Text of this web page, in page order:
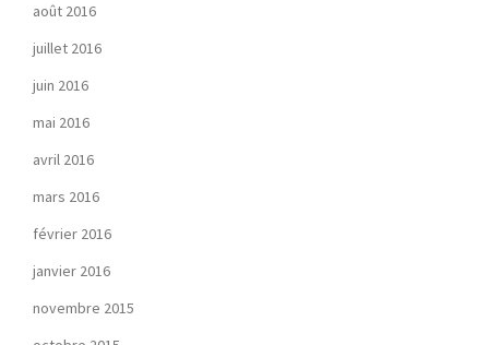
août 2016
juillet 2016
juin 2016
mai 2016
avril 2016
mars 2016
février 2016
janvier 2016
novembre 2015